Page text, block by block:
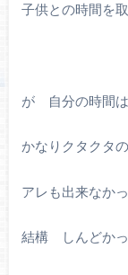
子供との時間を
が 自分の時間は
かなりクタクタ
アレも出来なか
結構 しんどかっ